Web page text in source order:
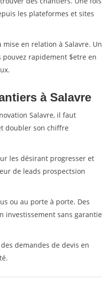
les plateformes et sites
en relation à Salavre. Un
rapidement $etre en
à Salavre
Salavre, il faut
doubler son chiffre
les désirant progresser et
de leads prospectsion
ou au porte à porte. Des
investissement sans garantie
demandes de devis en